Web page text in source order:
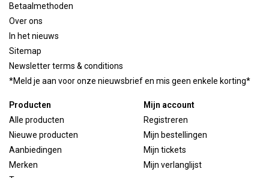
Betaalmethoden
Over ons
In het nieuws
Sitemap
Newsletter terms & conditions
*Meld je aan voor onze nieuwsbrief en mis geen enkele korting*
Producten
Alle producten
Nieuwe producten
Aanbiedingen
Merken
Mijn account
Registreren
Mijn bestellingen
Mijn tickets
Mijn verlanglijst